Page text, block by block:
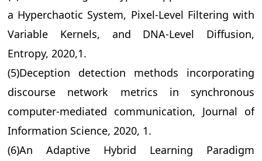
a Hyperchaotic System, Pixel-Level Filtering with
Variable Kernels, and DNA-Level Diffusion,
Entropy, 2020,1.
(5)Deception detection methods incorporating
discourse network metrics in synchronous
computer-mediated communication, Journal of
Information Science, 2020, 1.
(6)An Adaptive Hybrid Learning Paradigm